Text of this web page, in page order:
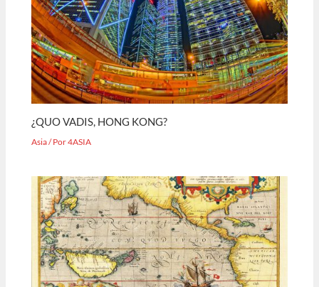
¿QUO VADIS, HONG KONG?
Asia/ Por4ASIA